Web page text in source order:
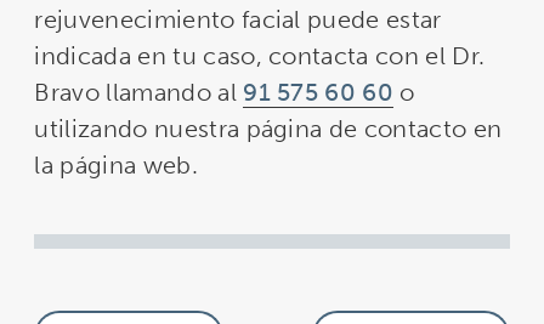
rejuvenecimiento facial puede estar
indicada en tu caso, contacta con el Dr.
Bravo llamando al 91 575 60 60 o
utilizando nuestra página de contacto en
la página web.